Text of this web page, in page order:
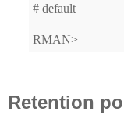
# default
RMAN>
Retention